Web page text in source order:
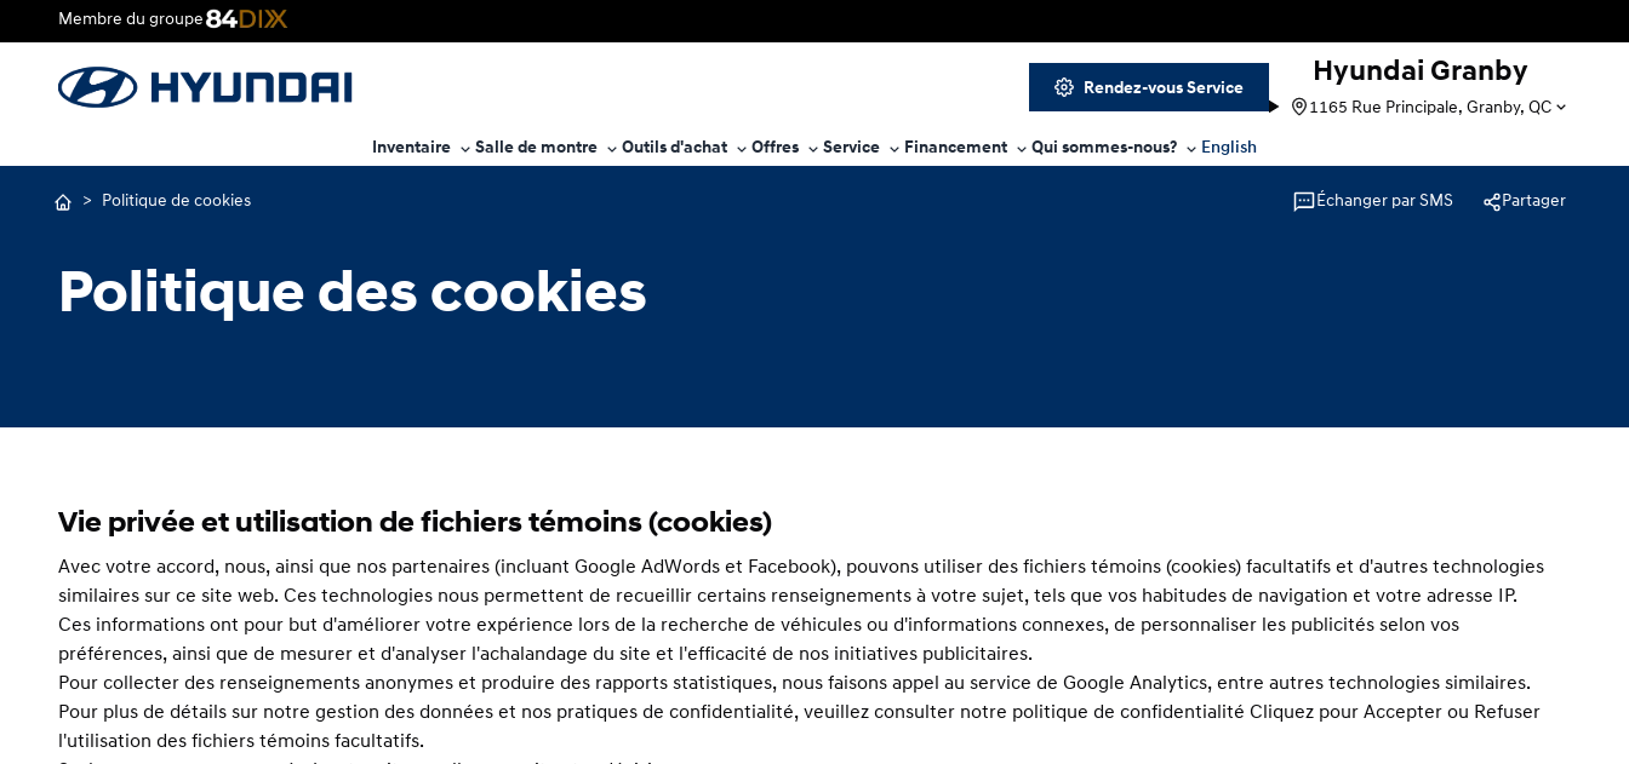
Rendez-vous Service
Hyundai Granby
1165 Rue Principale, Granby, QC
Membre du groupe
Inventaire Salle de montre Outils d'achat Offres Service Financement Qui sommes-nous? English
> Politique de cookies Échanger par SMS Partager
Politique des cookies
Vie privée et utilisation de fichiers témoins (cookies)
Avec votre accord, nous, ainsi que nos partenaires (incluant Google AdWords et Facebook), pouvons utiliser des fichiers témoins (cookies) facultatifs et d'autres technologies
similaires sur ce site web. Ces technologies nous permettent de recueillir certains renseignements à votre sujet, tels que vos habitudes de navigation et votre adresse IP.
Ces informations ont pour but d'améliorer votre expérience lors de la recherche de véhicules ou d'informations connexes, de personnaliser les publicités selon vos
préférences, ainsi que de mesurer et d'analyser l'achalandage du site et l'efficacité de nos initiatives publicitaires.
Pour collecter des renseignements anonymes et produire des rapports statistiques, nous faisons appel au service de Google Analytics, entre autres technologies similaires.
Pour plus de détails sur notre gestion des données et nos pratiques de confidentialité, veuillez consulter notre politique de confidentialité Cliquez pour Accepter ou Refuser
l'utilisation des fichiers témoins facultatifs.